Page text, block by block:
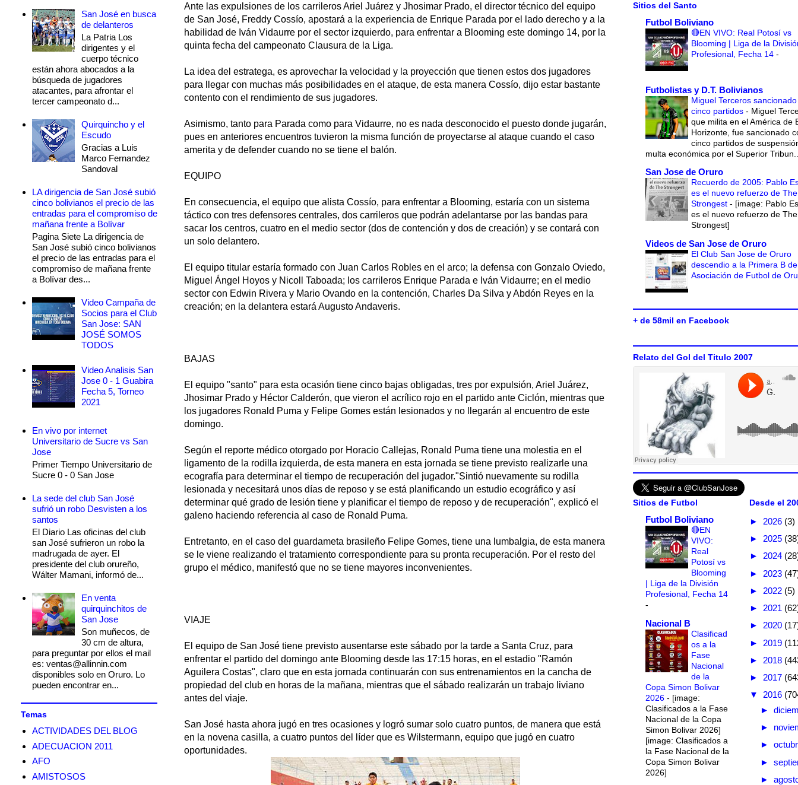
Ante las expulsiones de los carrileros Ariel Juárez y Jhosimar Prado, el director técnico del equipo
de San José, Freddy Cossío, apostará a la experiencia de Enrique Parada por el lado derecho y a la
habilidad de Iván Vidaurre por el sector izquierdo, para enfrentar a Blooming este domingo 14, por la
quinta fecha del campeonato Clausura de la Liga.
La idea del estratega, es aprovechar la velocidad y la proyección que tienen estos dos jugadores
para llegar con muchas más posibilidades en el ataque, de esta manera Cossío, dijo estar bastante
contento con el rendimiento de sus jugadores.
Asimismo, tanto para Parada como para Vidaurre, no es nada desconocido el puesto donde jugarán,
pues en anteriores encuentros tuvieron la misma función de proyectarse al ataque cuando el caso
amerita y de defender cuando no se tiene el balón.
EQUIPO
En consecuencia, el equipo que alista Cossío, para enfrentar a Blooming, estaría con un sistema
táctico con tres defensores centrales, dos carrileros que podrán adelantarse por las bandas para
sacar los centros, cuatro en el medio sector (dos de contención y dos de creación) y se contará con
un solo delantero.
El equipo titular estaría formado con Juan Carlos Robles en el arco; la defensa con Gonzalo Oviedo,
Miguel Ángel Hoyos y Nicoll Taboada; los carrileros Enrique Parada e Iván Vidaurre; en el medio
sector con Edwin Rivera y Mario Ovando en la contención, Charles Da Silva y Abdón Reyes en la
creación; en la delantera estará Augusto Andaveris.
BAJAS
El equipo "santo" para esta ocasión tiene cinco bajas obligadas, tres por expulsión, Ariel Juárez,
Jhosimar Prado y Héctor Calderón, que vieron el acrílico rojo en el partido ante Ciclón, mientras que
los jugadores Ronald Puma y Felipe Gomes están lesionados y no llegarán al encuentro de este
domingo.
Según el reporte médico otorgado por Horacio Callejas, Ronald Puma tiene una molestia en el
ligamento de la rodilla izquierda, de esta manera en esta jornada se tiene previsto realizarle una
ecografía para determinar el tiempo de recuperación del jugador."Sintió nuevamente su rodilla
lesionada y necesitará unos días de reposo y se está planificando un estudio ecográfico y así
determinar qué grado de lesión tiene y planificar el tiempo de reposo y de recuperación", explicó el
galeno haciendo referencia al caso de Ronald Puma.
Entretanto, en el caso del guardameta brasileño Felipe Gomes, tiene una lumbalgia, de esta manera
se le viene realizando el tratamiento correspondiente para su pronta recuperación. Por el resto del
grupo el médico, manifestó que no se tiene mayores inconvenientes.
VIAJE
El equipo de San José tiene previsto ausentarse este sábado por la tarde a Santa Cruz, para
enfrentar el partido del domingo ante Blooming desde las 17:15 horas, en el estadio "Ramón
Aguilera Costas", claro que en esta jornada continuarán con sus entrenamientos en la cancha de
propiedad del club en horas de la mañana, mientras que el sábado realizarán un trabajo liviano
antes del viaje.
San José hasta ahora jugó en tres ocasiones y logró sumar solo cuatro puntos, de manera que está
en la novena casilla, a cuatro puntos del líder que es Wilstermann, equipo que jugó en cuatro
oportunidades.
San José en busca
de delanteros
La Patria Los
dirigentes y el
cuerpo técnico
están ahora abocados a la
búsqueda de jugadores
atacantes, para afrontar el
tercer campeonato d...
Quirquincho y el
Escudo
Gracias a Luis
Marco Fernandez
Sandoval
LA dirigencia de San José subió
cinco bolivianos el precio de las
entradas para el compromiso de
mañana frente a Bolívar
Pagina Siete La dirigencia de
San José subió cinco bolivianos
el precio de las entradas para el
compromiso de mañana frente
a Bolívar des...
Video Campaña de
Socios para el Club
San Jose: SAN
JOSÉ SOMOS
TODOS
Video Analisis San
Jose 0 - 1 Guabira
Fecha 5, Torneo
2021
En vivo por internet
Universitario de Sucre vs San
Jose
Primer Tiempo Universitario de
Sucre 0 - 0 San Jose
La sede del club San José
sufrió un robo Desvisten a los
santos
El Diario Las oficinas del club
san José sufrieron un robo la
madrugada de ayer. El
presidente del club orureño,
Wálter Mamani, informó de...
En venta
quirquinchitos de
San Jose
Son muñecos, de
30 cm de altura,
para preguntar por ellos el mail
es: ventas@allinnin.com
disponibles solo en Oruro. Lo
pueden encontrar en...
Temas
ACTIVIDADES DEL BLOG
ADECUACION 2011
AFO
AMISTOSOS
Sitios del Santo
Futbol Boliviano
🔴EN VIVO: Real Potosí vs
Blooming | Liga de la
Profesional, Fecha 14 -
Futbolistas y D.T. Bolivianos
Miguel Terceros
cinco partidos - Miguel
que milita en el América de
Horizonte, fue sancionado
cinco partidos de
multa económica por el Superior
San Jose de Oruro
Recuerdo de 2005: Pablo
es el nuevo refuerzo de The
Strongest - [image: Pablo
es el nuevo refuerzo de The
Strongest]
Videos de San Jose de Oruro
El Club San Jose de Oruro
descendio a la Primera B
Asociación de Futbol de
+ de 58mil en Facebook
Relato del Gol del Titulo 2007
Sitios de Futbol
Futbol Boliviano
🔴EN
VIVO:
Real
Potosí vs
Blooming
| Liga de la División
Profesional, Fecha 14
-
Nacional B
Clasificad
os a la
Fase
Nacional
de la
Copa Simon Bolivar
2026 - [image:
Clasificados a la Fase
Nacional de la Copa
Simon Bolivar 2026]
[image: Clasificados a
la Fase Nacional de la
Copa Simon Bolivar
2026]
Desde el
► 2026 (3)
► 2025
► 2024
► 2023
► 2022 (5)
► 2021
► 2020
► 2019
► 2018
► 2017
▼ 2016
►
►
►
►
►